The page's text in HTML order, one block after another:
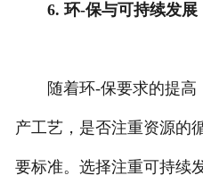
6. 环-保与可持续发展
随着环-保要求的提高
产工艺，是否注重资源的
要标准。选择注重可持续